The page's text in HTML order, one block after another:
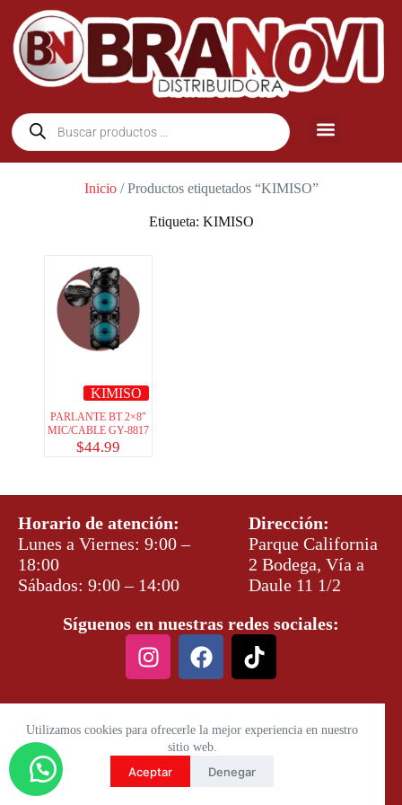
Utilizamos cookies para ofrecerle la mejor experiencia en nuestro
sitio web.
Aceptar Denegar
Inicio/ Productos etiquetados “KIMISO”
Etiqueta: KIMISO
KIMISO
PARLANTE BT 2×8″
MIC/CABLE GY-8817
$44.99
Horario de atención:
Lunes a Viernes: 9:00 –
18:00
Sábados: 9:00 – 14:00
Dirección:
Parque California
2 Bodega, Vía a
Daule 11 1/2
Síguenos en nuestras redes sociales: